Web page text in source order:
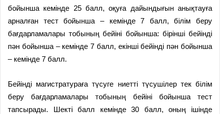
бойынша кемінде 25 балл, оқуға дайындығын анықтауға
арналған тест бойынша – кемінде 7 балл, білім беру
бағдарламалары тобының бейіні бойынша: бірінші бейінді
пән бойынша – кемінде 7 балл, екінші бейінді пән бойынша
– кемінде 7 балл.
Бейінді магистратураға түсуге ниетті түсушілер тек білім
беру бағдарламалары тобының бейіні бойынша тест
тапсырады. Шекті балл кемінде 30 балл, оның ішінде